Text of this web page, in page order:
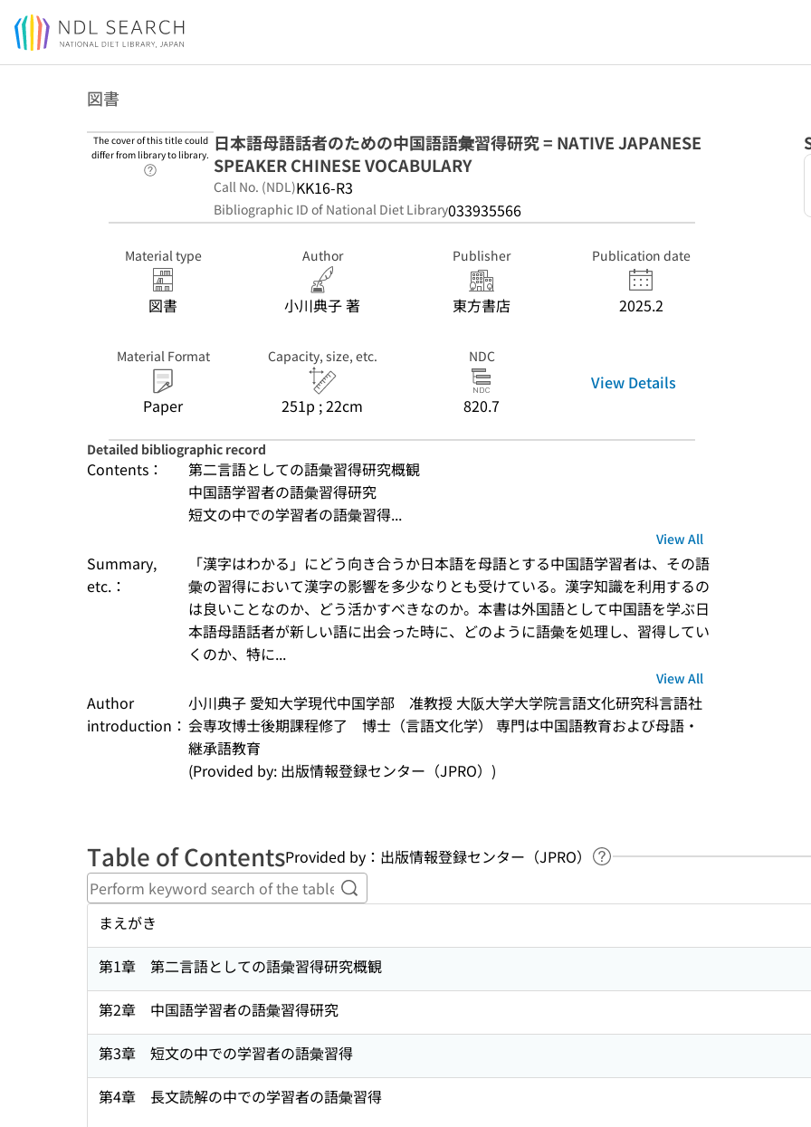
Jump to main content
図書
The cover of this title could
differ from library to library.
Link to Help Page
日本語母語話者のための中国語語彙習得研究 = NATIVE JAPANESE
SPEAKER CHINESE VOCABULARY
Call No. (NDL)KK16-R3
Bibliographic ID of National Diet Library033935566
Material type
図書
Author
小川典子 著
Publisher
東方書店
Publication date
2025.2
Material Format
Paper
Capacity, size, etc.
251p ; 22cm
NDC
820.7
View Details
Detailed bibliographic record
Contents：
第二言語としての語彙習得研究概観
中国語学習者の語彙習得研究
短文の中での学習者の語彙習得...
View All
Summary,
etc.：
「漢字はわかる」にどう向き合うか日本語を母語とする中国語学習者は、その語
彙の習得において漢字の影響を多少なりとも受けている。漢字知識を利用するの
は良いことなのか、どう活かすべきなのか。本書は外国語として中国語を学ぶ日
本語母語話者が新しい語に出会った時に、どのように語彙を処理し、習得してい
くのか、特に...
View All
Author
introduction：
小川典子 愛知大学現代中国学部　准教授 大阪大学大学院言語文化研究科言語社
会専攻博士後期課程修了　博士（言語文化学） 専門は中国語教育および母語・
継承語教育
(Provided by: 出版情報登録センター（JPRO）)
Table of ContentsProvided by：出版情報登録センター（JPRO）
Link to Help Page
Perform keyword search of the table of contents
まえがき
第1章 第二言語としての語彙習得研究概観
第2章 中国語学習者の語彙習得研究
第3章 短文の中での学習者の語彙習得
第4章 長文読解の中での学習者の語彙習得